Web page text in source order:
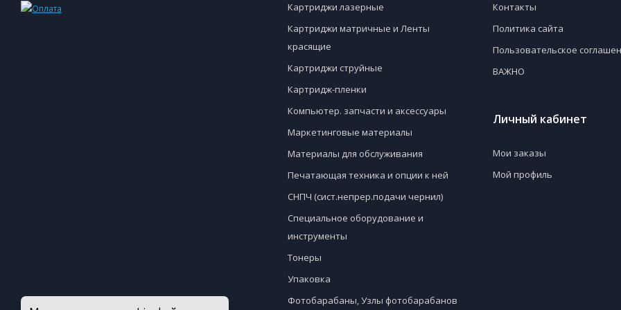
Картриджи лазерные
Картриджи матричные и Ленты
красящие
Картриджи струйные
Картридж-пленки
Компьютер. запчасти и аксессуары
Маркетинговые материалы
Материалы для обслуживания
Печатающая техника и опции к ней
СНПЧ (сист.непрер.подачи чернил)
Специальное оборудование и
инструменты
Тонеры
Упаковка
Фотобарабаны, Узлы фотобарабанов
Контакты
Политика сайта
Пользовательское
ВАЖНО
Личный кабинет
Мои заказы
Мой профиль